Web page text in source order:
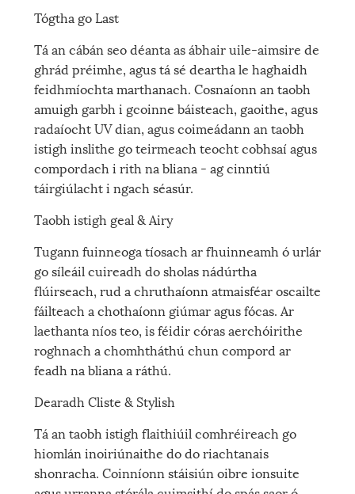
Tógtha go Last
Tá an cábán seo déanta as ábhair uile-aimsire de
ghrád préimhe, agus tá sé deartha le haghaidh
feidhmíochta marthanach. Cosnaíonn an taobh
amuigh garbh i gcoinne báisteach, gaoithe, agus
radaíocht UV dian, agus coimeádann an taobh
istigh inslithe go teirmeach teocht cobhsaí agus
compordach i rith na bliana - ag cinntiú
táirgiúlacht i ngach séasúr.
Taobh istigh geal & Airy
Tugann fuinneoga tíosach ar fhuinneamh ó urlár
go síleáil cuireadh do sholas nádúrtha
flúirseach, rud a chruthaíonn atmaisféar oscailte
fáilteach a chothaíonn giúmar agus fócas. Ar
laethanta níos teo, is féidir córas aerchóirithe
roghnach a chomhtháthú chun compord ar
feadh na bliana a ráthú.
Dearadh Cliste & Stylish
Tá an taobh istigh flaithiúil comhréireach go
hiomlán inoiriúnaithe do do riachtanais
shonracha. Coinníonn stáisiún oibre ionsuite